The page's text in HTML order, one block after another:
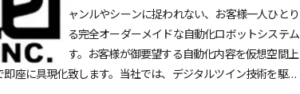
を生かし、ジャンルやシーンに捉われない、お客様一人ひとり
ニーズを叶える完全オーダーメイドな自動化ロボットシステム
ご提案致します。お客様が御要望する自動化内容を仮想空間上
即座に具現化致します。当社では、デジタルツイン技術を駆使